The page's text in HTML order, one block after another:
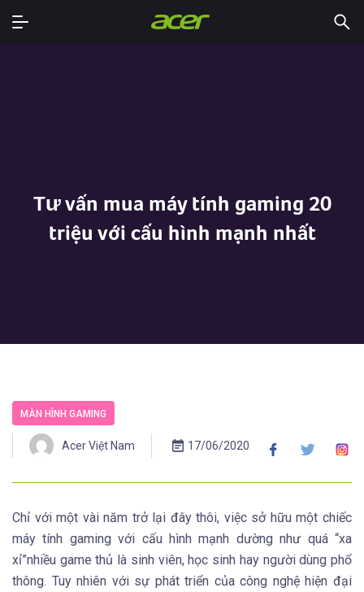
Tư vấn mua máy tính gaming 20
triệu với cấu hình mạnh nhất
MÀN HÌNH GAMING
Acer Việt Nam 17/06/2020
Chỉ với một vài năm trở lại đây thôi, việc sở hữu một chiếc
máy tính gaming với cấu hình mạnh dường như quá “xa
xỉ”nhiều game thủ là sinh viên, học sinh hay người dùng phổ
thông. Tuy nhiên với sự phát triển của công nghệ hiện đại